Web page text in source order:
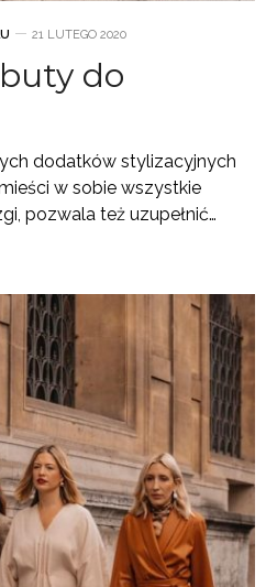
21 LUTEGO 2020
do
dodatków stylizacyjnych
w sobie wszystkie
pozwala też uzupełnić…